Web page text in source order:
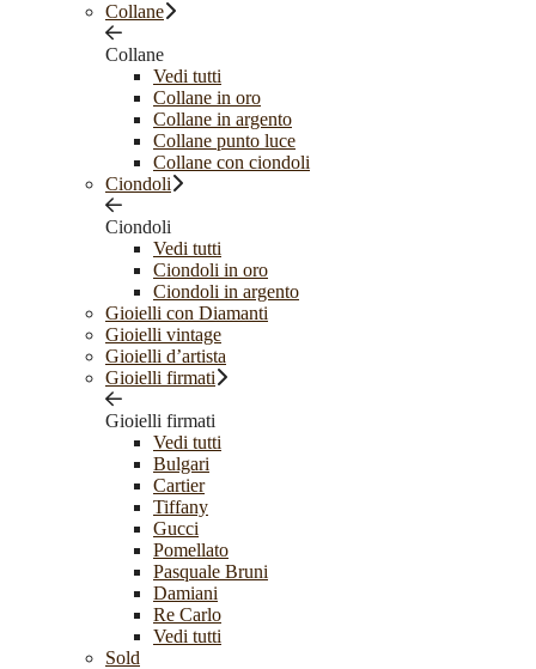
Collane
Collane
Vedi tutti
Collane in oro
Collane in argento
Collane punto luce
Collane con ciondoli
Ciondoli
Ciondoli
Vedi tutti
Ciondoli in oro
Ciondoli in argento
Gioielli con Diamanti
Gioielli vintage
Gioielli d’artista
Gioielli firmati
Gioielli firmati
Vedi tutti
Bulgari
Cartier
Tiffany
Gucci
Pomellato
Pasquale Bruni
Damiani
Re Carlo
Vedi tutti
Sold